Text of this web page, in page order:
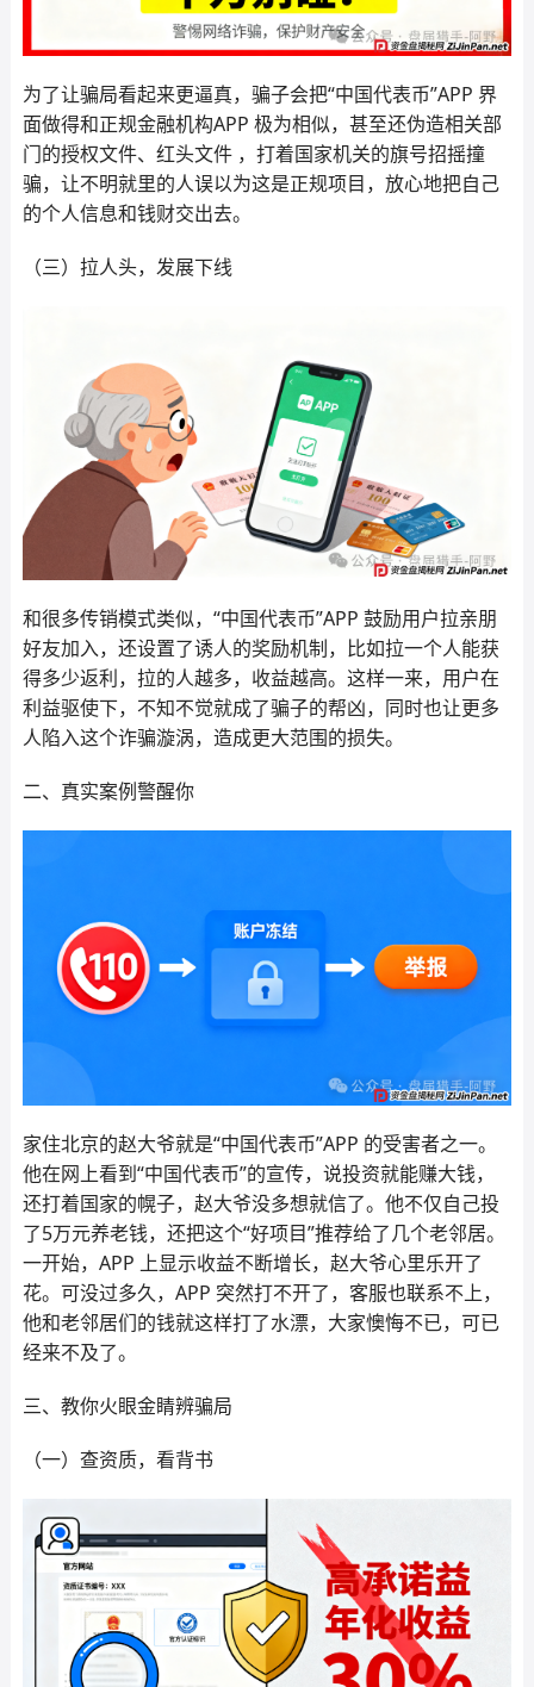
为了让骗局看起来更逼真，骗子会把“中国代表币”APP 界
面做得和正规金融机构APP 极为相似，甚至还伪造相关部
门的授权文件、红头文件 ，打着国家机关的旗号招摇撞
骗，让不明就里的人误以为这是正规项目，放心地把自己
的个人信息和钱财交出去。
（三）拉人头，发展下线
和很多传销模式类似，“中国代表币”APP 鼓励用户拉亲朋
好友加入，还设置了诱人的奖励机制，比如拉一个人能获
得多少返利，拉的人越多，收益越高。这样一来，用户在
利益驱使下，不知不觉就成了骗子的帮凶，同时也让更多
人陷入这个诈骗漩涡，造成更大范围的损失。
二、真实案例警醒你
家住北京的赵大爷就是“中国代表币”APP 的受害者之一。
他在网上看到“中国代表币”的宣传，说投资就能赚大钱，
还打着国家的幌子，赵大爷没多想就信了。他不仅自己投
了5万元养老钱，还把这个“好项目”推荐给了几个老邻居。
一开始，APP 上显示收益不断增长，赵大爷心里乐开了
花。可没过多久，APP 突然打不开了，客服也联系不上，
他和老邻居们的钱就这样打了水漂，大家懊悔不已，可已
经来不及了。
三、教你火眼金睛辨骗局
（一）查资质，看背书